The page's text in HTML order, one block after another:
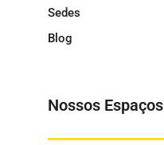
Sedes
Blog
Nossos Espaços